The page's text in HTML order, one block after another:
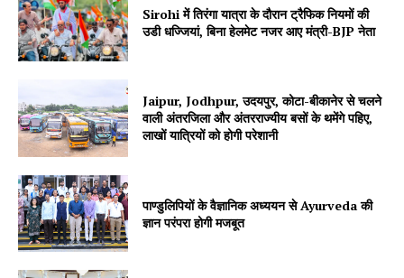
Company
About
Contact us
Subscription Plans
Sirohi में तिरंगा यात्रा के दौरान ट्रैफिक नियमों की
उडी धज्जियां, बिना हेलमेट नजर आए मंत्री-BJP नेता
Jaipur, Jodhpur, उदयपुर, कोटा-बीकानेर से चलने
वाली अंतरजिला और अंतरराज्यीय बसों के थमेंगे पहिए,
लाखों यात्रियों को होगी परेशानी
पाण्डुलिपियों के वैज्ञानिक अध्ययन से Ayurveda की
ज्ञान परंपरा होगी मजबूत